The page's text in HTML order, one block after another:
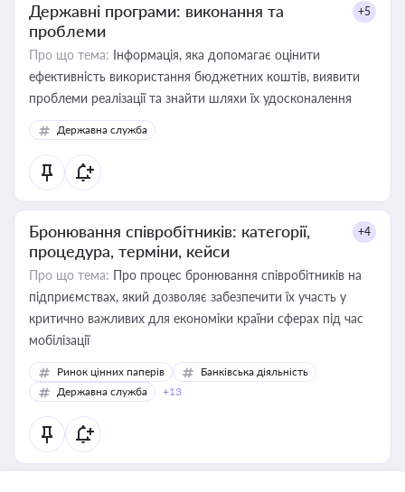
Державні програми: виконання та
проблеми
+5
Про що тема: Інформація, яка допомагає оцінити
ефективність використання бюджетних коштів, виявити
проблеми реалізації та знайти шляхи їх удосконалення
Державна служба
Бронювання співробітників: категорії,
процедура, терміни, кейси
+4
Про що тема: Про процес бронювання співробітників на
підприємствах, який дозволяє забезпечити їх участь у
критично важливих для економіки країни сферах під час
мобілізації
Ринок цінних паперів
Банківська діяльність
Державна служба
+13